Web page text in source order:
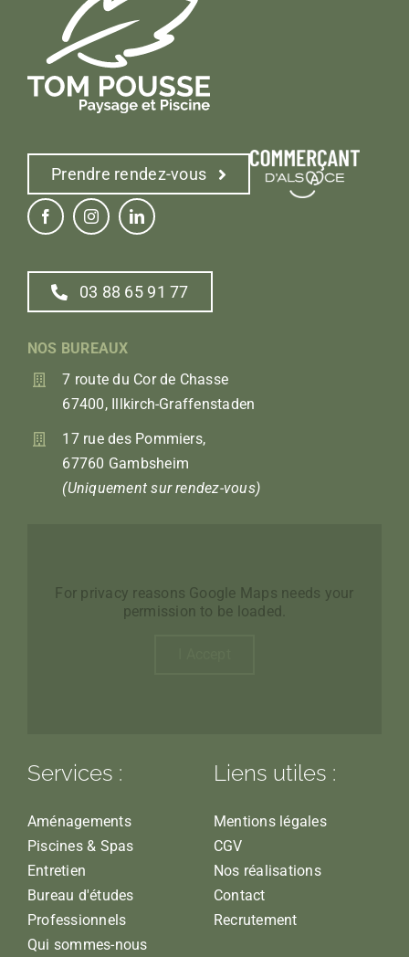
Prendre rendez-vous
03 88 65 91 77
NOS BUREAUX
7 route du Cor de Chasse
67400, Illkirch-Graffenstaden
17 rue des Pommiers,
67760 Gambsheim
(Uniquement sur rendez-vous)
For privacy reasons Google Maps needs your
permission to be loaded.
Services :
Aménagements
Piscines & Spas
Entretien
Bureau d'études
Professionnels
Qui sommes-nous
Liens utiles :
Mentions légales
CGV
Nos réalisations
Contact
Recrutement